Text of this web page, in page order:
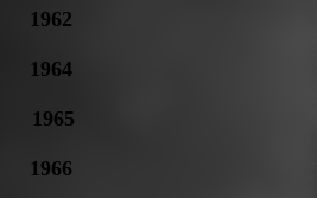
1962
1964
1965
1966